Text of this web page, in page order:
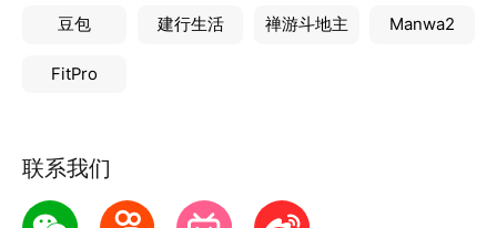
豆包 建行生活 禅游斗地主 Manwa2
FitPro
联系我们